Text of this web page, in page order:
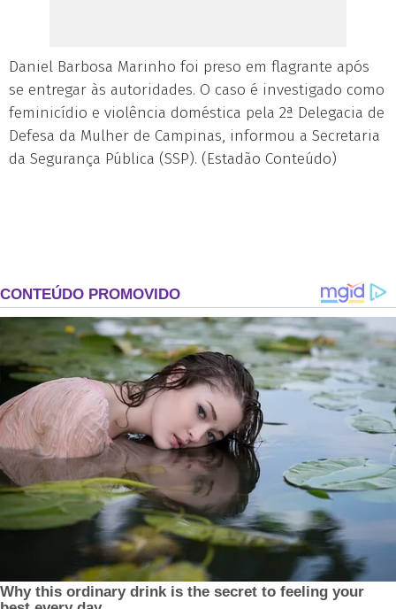
Daniel Barbosa Marinho foi preso em flagrante após
se entregar às autoridades. O caso é investigado como
feminicídio e violência doméstica pela 2ª Delegacia de
Defesa da Mulher de Campinas, informou a Secretaria
da Segurança Pública (SSP). (Estadão Conteúdo)